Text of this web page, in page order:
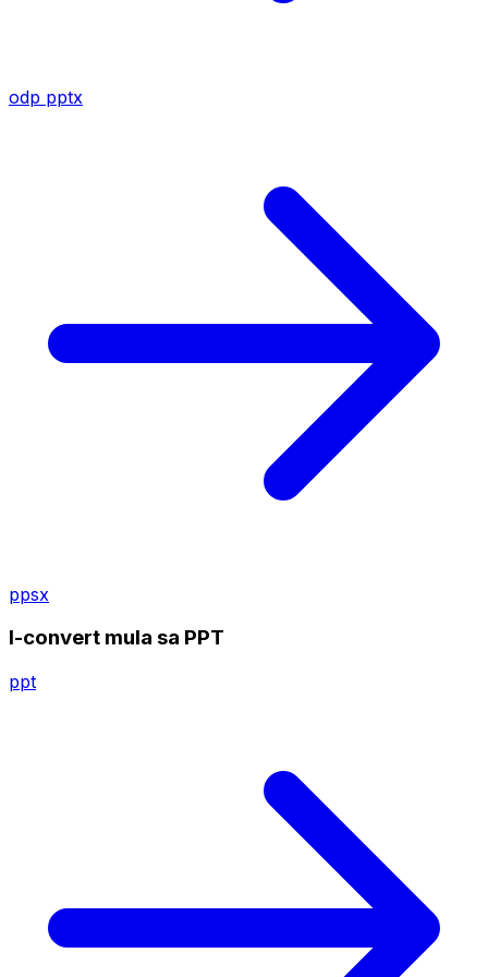
odp pptx
ppsx
I-convert mula sa PPT
ppt